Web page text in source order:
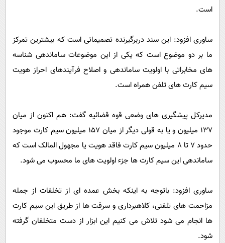
سیاست خارجی
است.
ساوری افزود: این سند دربرگیرنده تصمیماتی است که بیشترین تمرکز
ما بر دو موضوع است که یکی از این موضوعات ساماندهی شناسه
های مخابراتی با اولویت ساماندهی و اصلاح فرآیندهای احراز هویت
سیم کارت های تلفن همراه است.
مدیرکل پیشگیری های وضعی قوه قضائیه گفت: هم اکنون از میان
137 میلیون و یا به قولی دیگر از میان 157 میلیون سیم کارت موجود
حدود 7 تا 8 میلیون سیم کارت فاقد هویت یا مجهول المالک است که
ساماندهی این سیم کارت ها جزء اولویت های ما محسوب می شود.
ساوری افزود: باتوجه به اینکه بخش عمده ای از تخلفات از جمله
مزاحمت های تلفنی، کلاهبرداری و سرقت ها از طریق این سیم کارت
ها انجام می شود تلاش می کنیم این ابزار از دست متخلفان گرفته
شود.